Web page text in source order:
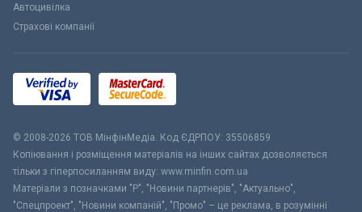
Автоцивілка
Страхові компанії
© 2008-2026 ТОВ МiнфiнМедiа. Код ЄДРПОУ: 35506859
Копіювання і розміщення матеріалів на інших сайтах дозволяється
тільки з гіперпосиланням виду: www.minfin.com.ua
Матеріали з позначками "Р", "Новини партнерів", "Актуально",
"Спецпроект", "Новини компаній", "Промо" – це реклама, в розумінні